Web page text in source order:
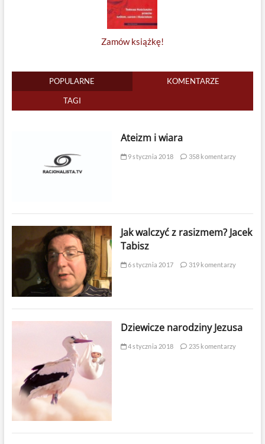
Zamów książkę!
POPULARNE KOMENTARZE
TAGI
Ateizm i wiara
9 stycznia 2018 358 komentarzy
Jak walczyć z rasizmem? Jacek
Tabisz
6 stycznia 2017 319 komentarzy
Dziewicze narodziny Jezusa
4 stycznia 2018 235 komentarzy